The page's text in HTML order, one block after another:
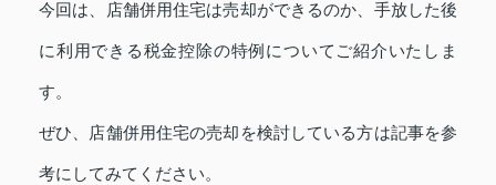
今回は、店舗併用住宅は売却ができるのか、手放した後
に利用できる税金控除の特例についてご紹介いたしま
す。
ぜひ、店舗併用住宅の売却を検討している方は記事を参
考にしてみてください。